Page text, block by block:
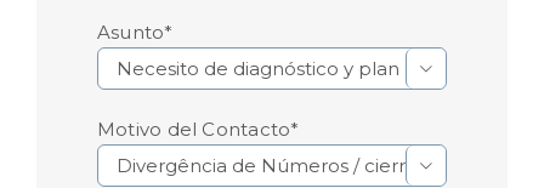
Asunto*

Motivo del Contacto*
